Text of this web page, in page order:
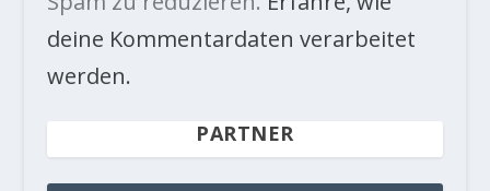
deine Kommentardaten verarbeitet
werden.
PARTNER